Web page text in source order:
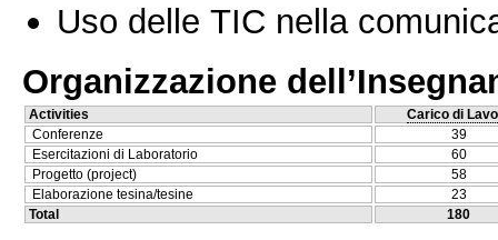
Uso delle TIC nella
Organizzazione
Activities
Carico di
Conferenze
39
Esercitazioni di Laboratorio
60
Progetto (project)
58
Elaborazione tesina/tesine
23
Total
180